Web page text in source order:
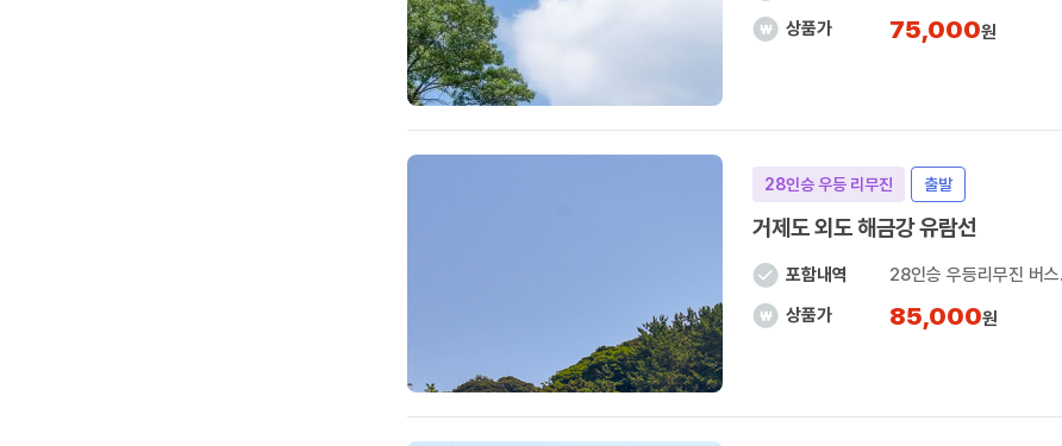
상품가
75,000원
28인승 우등 리무진 출발
거제도 외도 해금강 유람선
포함내역
28인승 우등리무진 버
상품가
85,000원